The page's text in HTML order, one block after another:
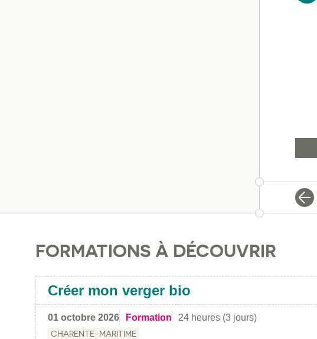
FORMATIONS À DÉCOUVRIR
Créer mon verger bio
01 octobre 2026 Formation 24 heures (3 jours)
CHARENTE-MARITIME